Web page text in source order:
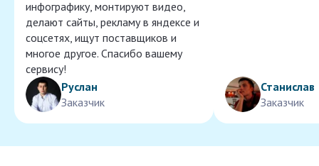
инфографику, монтируют видео,
делают сайты, рекламу в яндексе и
соцсетях, ищут поставщиков и
многое другое. Спасибо вашему
сервису!
Руслан
Заказчик
Станислав
Заказчик